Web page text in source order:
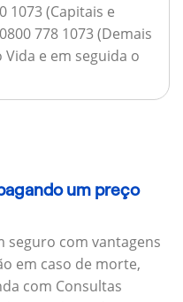
1073 (Capitais e
778 1073 (Demais
e em seguida o
um preço
seguro com vantagens
em caso de morte,
com Consultas